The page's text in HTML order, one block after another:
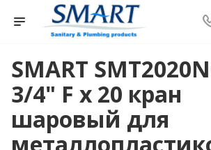
SMART
3/4" F x 20 кран
шаровый для